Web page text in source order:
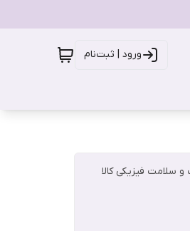
ورود | ثبت‌نام
و سلامت فیزیکی کالا